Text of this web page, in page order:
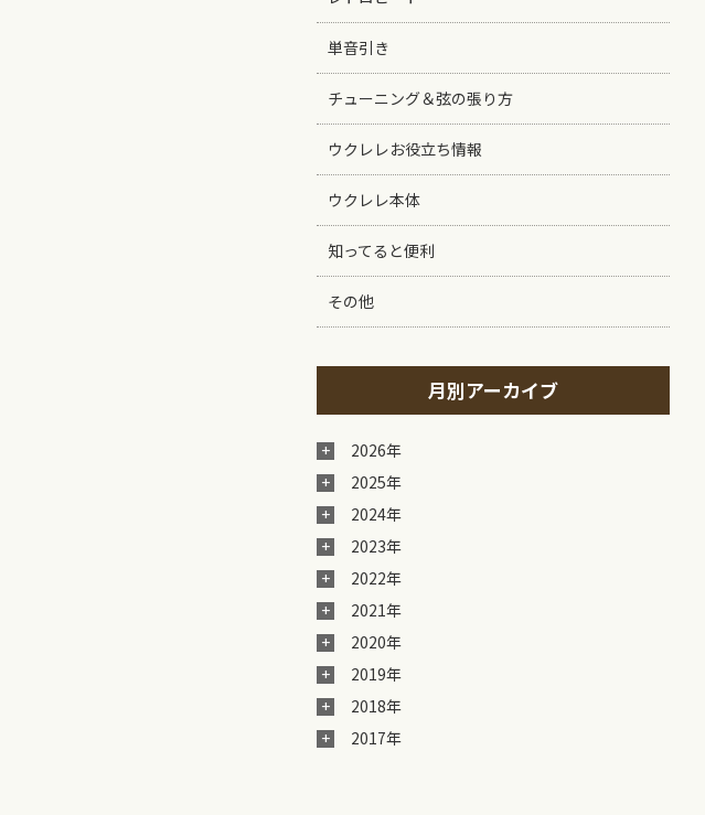
単音引き
チューニング＆弦の張り方
ウクレレお役立ち情報
ウクレレ本体
知ってると便利
その他
月別アーカイブ
2026年
2025年
2024年
2023年
2022年
2021年
2020年
2019年
2018年
2017年